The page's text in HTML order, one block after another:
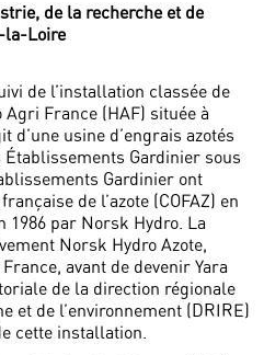
de la recherche et de
la-Loire
de l’installation classée de
France (HAF) située à
d’une usine d’engrais azotés
Gardinier sous
Gardinier ont
de l’azote (COFAZ) en
1986 par Norsk Hydro. La
Norsk Hydro Azote,
avant de devenir Yara
de la direction régionale
et de l’environnement (DRIRE)
cette installation.